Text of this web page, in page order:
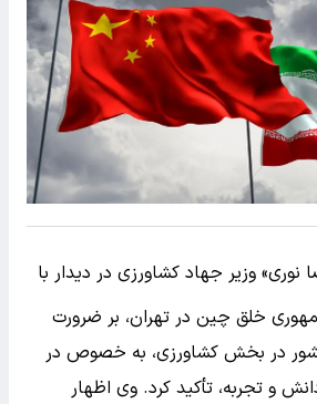
نوری» وزیر جهاد کشاورزی در دیدار با
خلق چین در تهران، بر ضرورت
در بخش کشاورزی، به خصوص در
و تجربه، تأکید کرد. وی اظهار